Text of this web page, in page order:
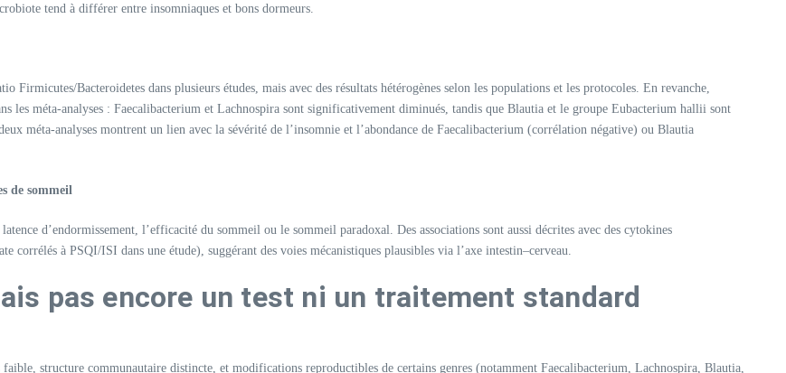
tend à différer entre insomniaques et bons dormeurs.​
Bacteroidetes dans plusieurs études, mais avec des résultats hétérogènes selon les populations et les protocoles. En revanche,
les méta-analyses : Faecalibacterium et Lachnospira sont significativement diminués, tandis que Blautia et le groupe Eubacterium hallii sont
méta-analyses montrent un lien avec la sévérité de l’insomnie et l’abondance de Faecalibacterium (corrélation négative) ou Blautia
de sommeil
d’endormissement, l’efficacité du sommeil ou le sommeil paradoxal. Des associations sont aussi décrites avec des cytokines
à PSQI/ISI dans une étude), suggérant des voies mécanistiques plausibles via l’axe intestin–cerveau.
pas encore un test ni un traitement standard
structure communautaire distincte, et modifications reproductibles de certains genres (notamment Faecalibacterium, Lachnospira, Blautia,